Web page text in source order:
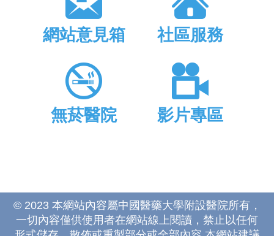
網站意見箱 社區服務
無菸醫院 影片專區
© 2023 本網站內容屬中國醫藥大學附設醫院所有，
一切內容僅供使用者在網站線上閱讀，禁止以任何